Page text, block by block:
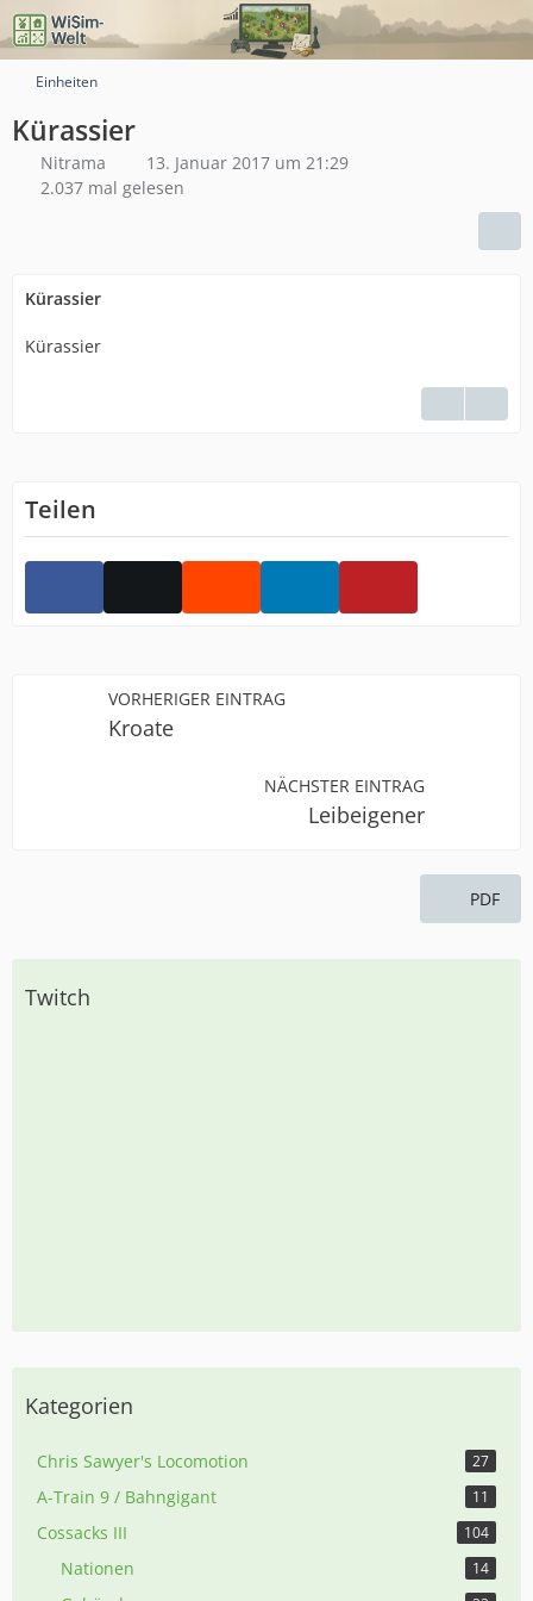
Einheiten
Kürassier
Nitrama
13. Januar 2017 um 21:29
2.037 mal gelesen
Kürassier
Kürassier
Teilen
VORHERIGER EINTRAG
Kroate
NÄCHSTER EINTRAG
Leibeigener
PDF
Twitch
Kategorien
Chris Sawyer's Locomotion 27
A-Train 9 / Bahngigant 11
Cossacks III 104
Nationen 14